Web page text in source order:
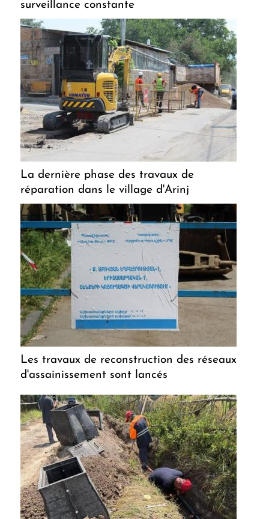
surveillance constante
La dernière phase des travaux de
réparation dans le village d'Arinj
Les travaux de reconstruction des réseaux
d'assainissement sont lancés